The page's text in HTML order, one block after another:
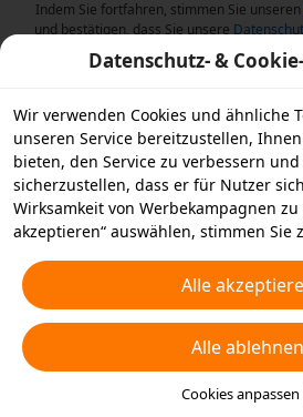
Indem Sie fortfahren, stimmen Sie unseren
und bestätigen, dass Sie unsere
Datenschutz- &
Wir verwenden Cookies und ähnliche
unseren Service bereitzustellen,
bieten, den Service zu verbessern
sicherzustellen, dass er für Nutzer
Wirksamkeit von Werbekampagnen zu
akzeptieren“ auswählen, stimmen Sie
ähnliche Technologien für
speichern. Alternativ können Sie auch
nicht notwendige Cookies ablehnen
Arten von Cookies Sie akzeptieren
indem Sie unten oder jederzeit in
Datenschutzeinstellungen auf
Alle
Alle ablehnen
Cookies anpassen